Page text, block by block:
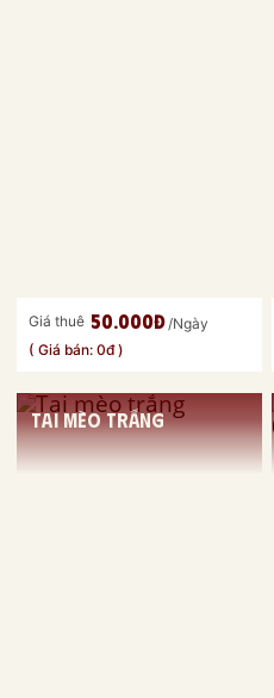
Giá thuê 50.000đ /Ngày
( Giá bán: 0đ )
Tai mèo trắng